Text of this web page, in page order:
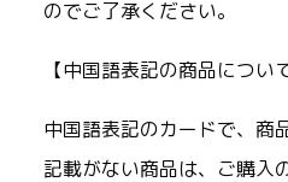
のでご了承ください。
【中国語表記の商品につい
中国語表記のカードで、商
記載がない商品は、ご購入